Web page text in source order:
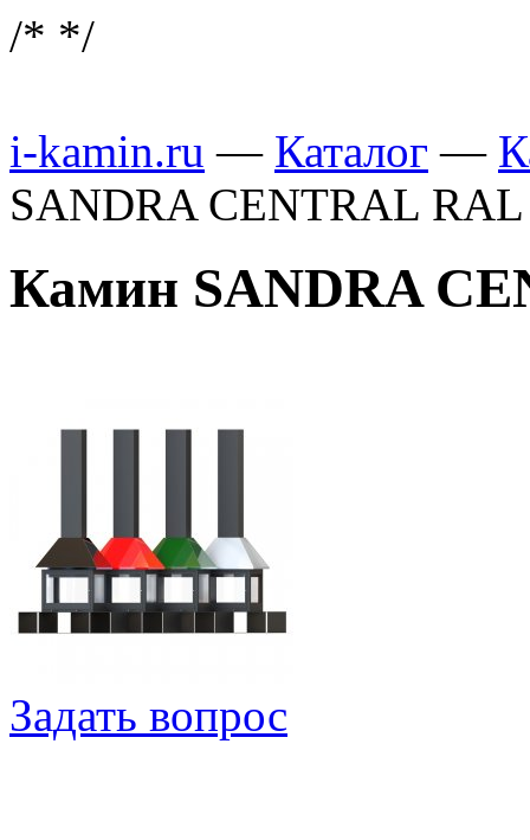
/* */
i-kamin.ru — Каталог —
SANDRA CENTRAL
Камин SANDRA
Задать вопрос